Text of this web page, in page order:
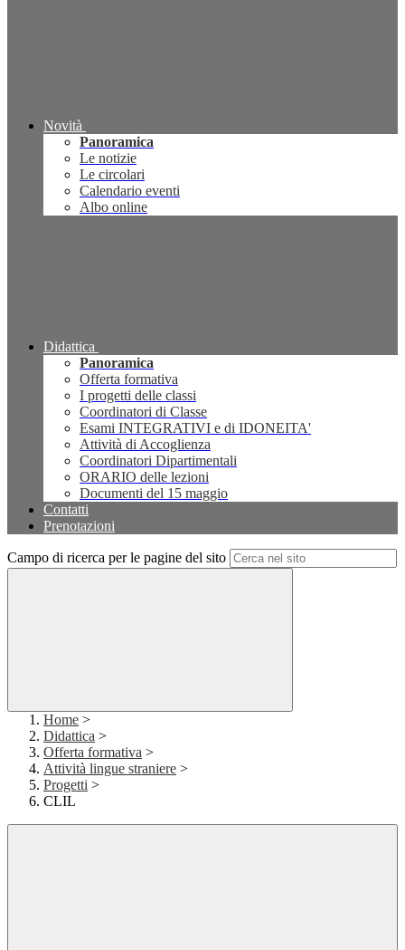
Novità
Panoramica
Le notizie
Le circolari
Calendario eventi
Albo online
Didattica
Panoramica
Offerta formativa
I progetti delle classi
Coordinatori di Classe
Esami INTEGRATIVI e di IDONEITA'
Attività di Accoglienza
Coordinatori Dipartimentali
ORARIO delle lezioni
Documenti del 15 maggio
Contatti
Prenotazioni
Campo di ricerca per le pagine del sito
Home >
Didattica >
Offerta formativa >
Attività lingue straniere >
Progetti >
CLIL